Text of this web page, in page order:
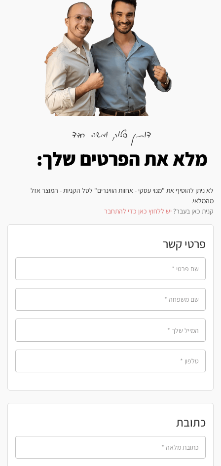
מלא את הפרטים שלך:
לא ניתן להוסיף את "מנוי עסקי - אחוות הווינרים" לסל הקניות - המוצר אזל
מהמלאי.
קנית כאן בעבר? יש ללחוץ כאן כדי להתחבר
פרטי קשר
שם פרטי *
שם משפחה *
המייל שלך *
טלפון *
כתובת
כתובת מלאה *
דותן סלוק ומשה חדד